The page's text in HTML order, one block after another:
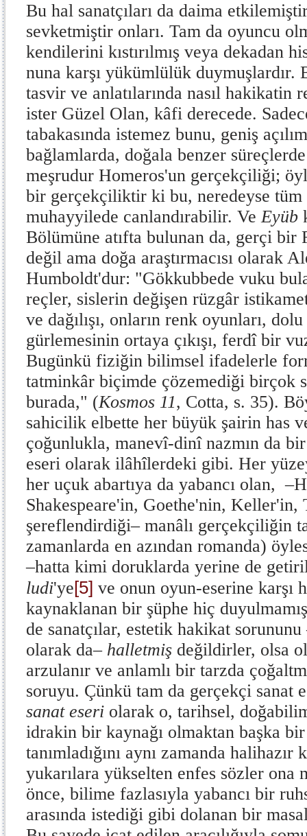
Bu hal sanatçıları da daima
sevketmiştir onları. Tam da oyuncu
kendilerini kıstırılmış veya dekadan
nuna karşı yükümlülük
tasvir ve anlatılarında nasıl hakikatin
ister Güzel Olan, kâfi derecede.
tabakasında istemez bunu, geniş
bağlamlarda, doğala ben­zer
meşrudur Homeros'un gerçekçi­liği;
bir gerçekçiliktir ki bu, neredeyse
muhayyilede canlandırabilir. VeEyüb
Bölümüne atıfta bulunan da, gerçi bir
değil ama doğa araştırmacısı olarak
Humboldt'dur: "Gökkubbede vuku
reçler, sislerin değişen rüzgâr
ve dağılışı, onların renk oyunları,
gürlemesinin ortaya çıkışı, ferdî bir
Bugünkü fiziğin bilimsel ifadelerle
tatminkâr biçimde çözemediği birçok
burada," (Kosmos 11, Cotta, s. 35).
sahicilik elbette her büyük şa­irin has
çoğunlukla, manevî-dinî nazmın da bir
eseri olarak ilâhîlerdeki gibi. Her
her uçuk abartıya da yabancı olan,
Shakespeare'in, Goethe'nin, Keller'in,
şereflendirdiği– manâlı gerçekçiliğin
zamanlarda en azından romanda)
–hatta kimi doruklarda yerine de
ludi'ye[5] ve onun oyun-eserine karşı
kaynaklanan bir şüphe hiç
de sanatçılar, estetik hakikat
olarak da– halletmiş değildir­ler, olsa
arzulanır ve anlamlı bir tarzda
soruyu. Çünkü tam da gerçekçi sanat
sanat eseri olarak o, tarihsel,
idrakin bir kaynağı olmaktan başka
tanımladığını aynı zamanda
yukarılara yükselten enfes sözler ona
önce, bilime fazlasıyla yabancı bir
arasında istediği gibi dolanan bir